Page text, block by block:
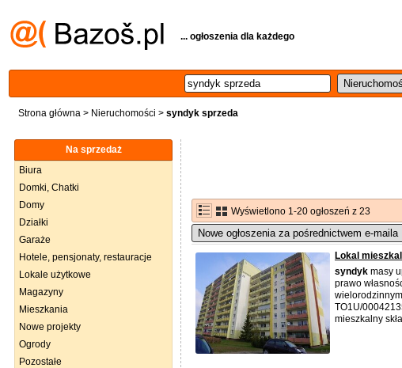
... ogłoszenia dla każdego
Strona główna > Nieruchomości > syndyk sprzeda
Na sprzedaż
Biura
Domki, Chatki
Domy
Działki
Garaże
Hotele, pensjonaty, restauracje
Lokale użytkowe
Magazyny
Mieszkania
Nowe projekty
Ogrody
Pozostałe
Wyświetlono 1-20 ogłoszeń z 23
Nowe ogłoszenia za pośrednictwem e-maila
Lokal
syndyk masy
prawo
TO1U/
mieszkalny